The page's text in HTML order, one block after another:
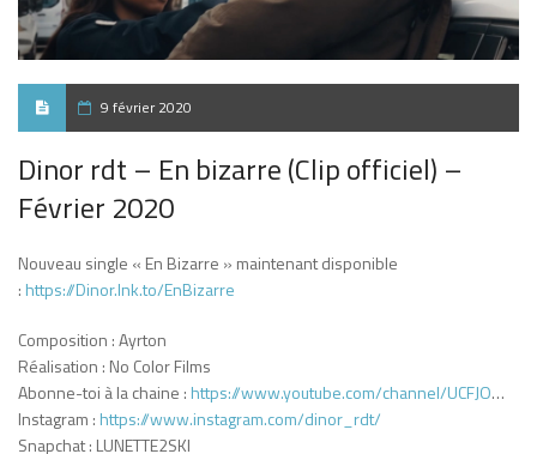
9 février 2020
Dinor rdt – En bizarre (Clip officiel) –
Février 2020
Nouveau single « En Bizarre » maintenant disponible
: https://Dinor.lnk.to/EnBizarre
Composition : Ayrton
Réalisation : No Color Films
Abonne-toi à la chaine : https://www.youtube.com/channel/UCFJO…
Instagram : https://www.instagram.com/dinor_rdt/
Snapchat : LUNETTE2SKI